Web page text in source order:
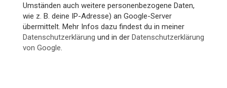
Umständen auch weitere personenbezogene Daten,
wie z. B. deine IP-Adresse) an Google-Server
übermittelt. Mehr Infos dazu findest du in meiner
Datenschutzerklärung und in der Datenschutzerklärung
von Google.